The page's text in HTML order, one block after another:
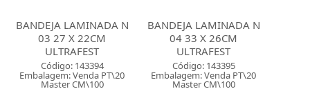
BANDEJA LAMINADA N
03 27 X 22CM
ULTRAFEST
Código: 143394
Embalagem: Venda PT\20
Master CM\100
BANDEJA LAMINADA N
04 33 X 26CM
ULTRAFEST
Código: 143395
Embalagem: Venda PT\20
Master CM\100